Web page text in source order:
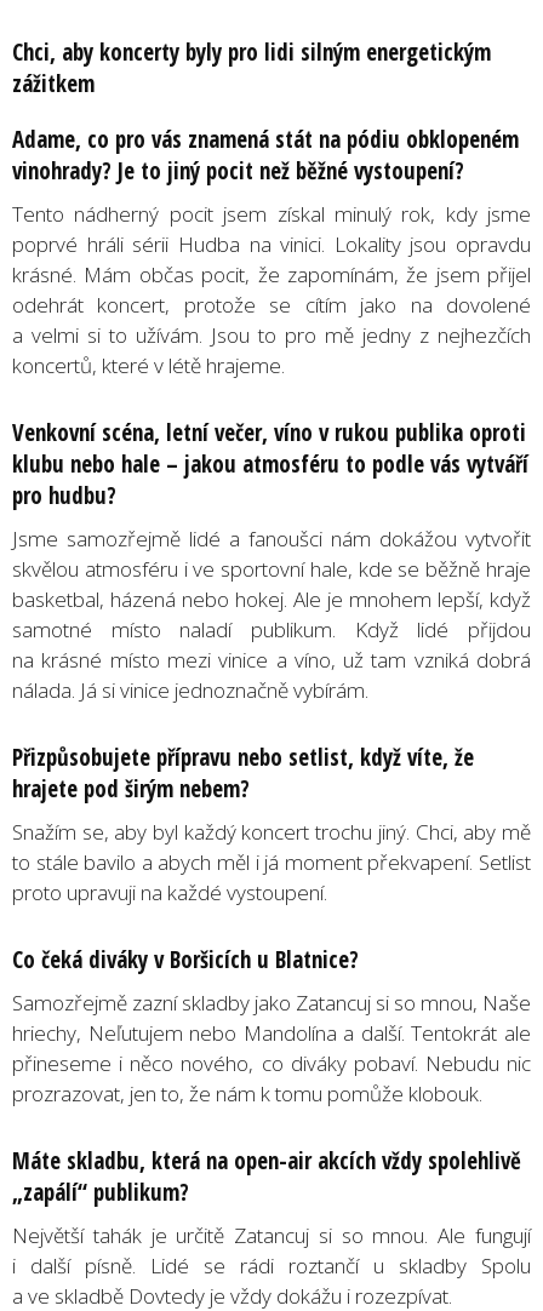
Chci, aby koncerty byly pro lidi silným energetickým
zážitkem
Adame, co pro vás znamená stát na pódiu obklopeném
vinohrady? Je to jiný pocit než běžné vystoupení?
Tento nádherný pocit jsem získal minulý rok, kdy jsme
poprvé hráli sérii Hudba na vinici. Lokality jsou opravdu
krásné. Mám občas pocit, že zapomínám, že jsem přijel
odehrát koncert, protože se cítím jako na dovolené
a velmi si to užívám. Jsou to pro mě jedny z nejhezčích
koncertů, které v létě hrajeme.
Venkovní scéna, letní večer, víno v rukou publika oproti
klubu nebo hale – jakou atmosféru to podle vás vytváří
pro hudbu?
Jsme samozřejmě lidé a fanoušci nám dokážou vytvořit
skvělou atmosféru i ve sportovní hale, kde se běžně hraje
basketbal, házená nebo hokej. Ale je mnohem lepší, když
samotné místo naladí publikum. Když lidé přijdou
na krásné místo mezi vinice a víno, už tam vzniká dobrá
nálada. Já si vinice jednoznačně vybírám.
Přizpůsobujete přípravu nebo setlist, když víte, že
hrajete pod širým nebem?
Snažím se, aby byl každý koncert trochu jiný. Chci, aby mě
to stále bavilo a abych měl i já moment překvapení. Setlist
proto upravuji na každé vystoupení.
Co čeká diváky v Boršicích u Blatnice?
Samozřejmě zazní skladby jako Zatancuj si so mnou, Naše
hriechy, Neľutujem nebo Mandolína a další. Tentokrát ale
přineseme i něco nového, co diváky pobaví. Nebudu nic
prozrazovat, jen to, že nám k tomu pomůže klobouk.
Máte skladbu, která na open-air akcích vždy spolehlivě
„zapálí“ publikum?
Největší tahák je určitě Zatancuj si so mnou. Ale fungují
i další písně. Lidé se rádi roztančí u skladby Spolu
a ve skladbě Dovtedy je vždy dokážu i rozezpívat.